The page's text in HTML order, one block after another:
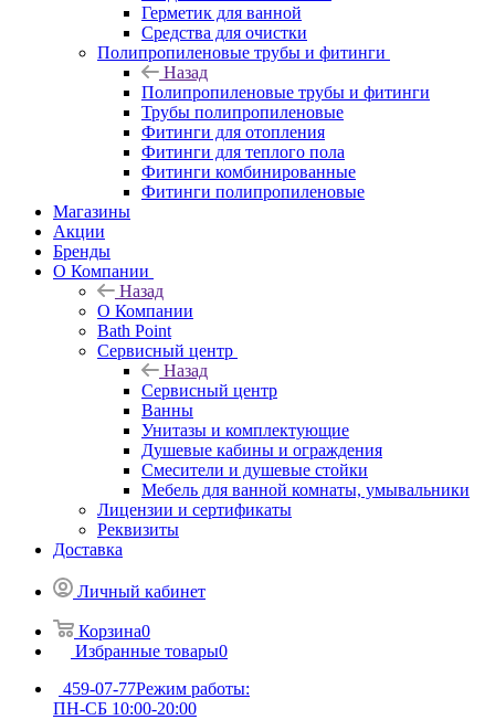
Герметик для ванной
Средства для очистки
Полипропиленовые трубы и фитинги
Назад
Полипропиленовые трубы и фитинги
Трубы полипропиленовые
Фитинги для отопления
Фитинги для теплого пола
Фитинги комбинированные
Фитинги полипропиленовые
Магазины
Акции
Бренды
О Компании
Назад
О Компании
Bath Point
Сервисный центр
Назад
Сервисный центр
Ванны
Унитазы и комплектующие
Душевые кабины и ограждения
Смесители и душевые стойки
Мебель для ванной комнаты, умывальники
Лицензии и сертификаты
Реквизиты
Доставка
Личный кабинет
Корзина0
Избранные товары0
459-07-77Режим работы:
ПН-СБ 10:00-20:00